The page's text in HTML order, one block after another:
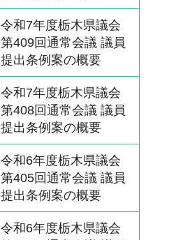
令和7年度栃木県議会
第409回通常会議 議員
提出条例案の概要
令和7年度栃木県議会
第408回通常会議 議員
提出条例案の概要
令和6年度栃木県議会
第405回通常会議 議員
提出条例案の概要
令和6年度栃木県議会